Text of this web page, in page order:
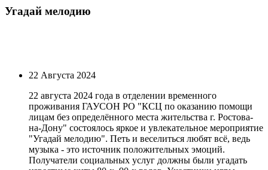
Угадай мелодию
22 Августа 2024
22 августа 2024 года в отделении временного
проживания ГАУСОН РО "КСЦ по оказанию помощи
лицам без определённого места жительства г. Ростова-
на-Дону" состоялось яркое и увлекательное мероприятие
"Угадай мелодию". Петь и веселиться любят всё, ведь
музыка - это источник положительных эмоций.
Получатели социальных услуг должны были угадать